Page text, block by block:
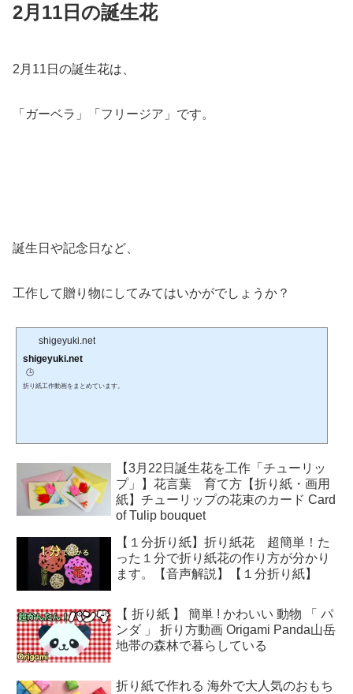
2月11日の誕生花
2月11日の誕生花は、
「ガーベラ」「フリージア」です。
誕生日や記念日など、
工作して贈り物にしてみてはいかがでしょうか？
shigeyuki.net
shigeyuki.net
🕒️
折り紙工作動画をまとめています。
【3月22日誕生花を工作「チューリッ
プ」】花言葉 育て方【折り紙・画用
紙】チューリップの花束のカード Card
of Tulip bouquet
【１分折り紙】折り紙花 超簡単！た
った１分で折り紙花の作り方が分かり
ます。【音声解説】【１分折り紙】
【 折り紙 】 簡単 ! かわいい 動物 「 パ
ンダ 」 折り方動画 Origami Panda山岳
地帯の森林で暮らしている
折り紙で作れる 海外で大人気のおもち